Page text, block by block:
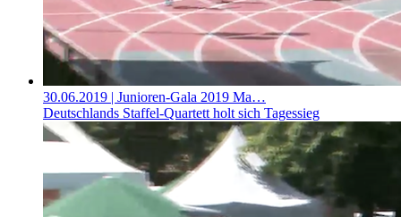
30.06.2019 | Junioren-Gala 2019 Ma…
Deutschlands Staffel-Quartett holt sich Tagessieg